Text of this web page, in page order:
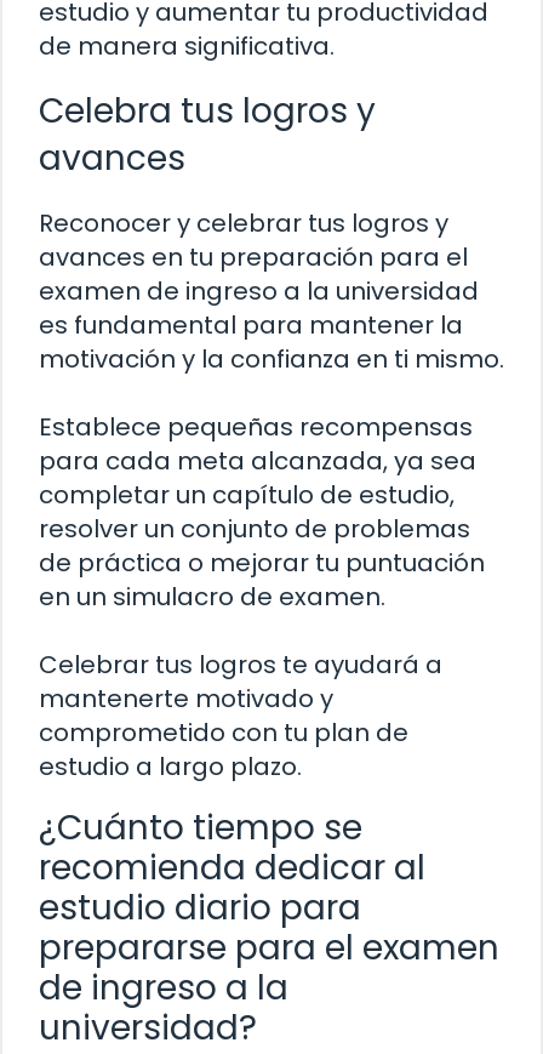
estudio y aumentar tu productividad
de manera significativa.
Celebra tus logros y
avances
Reconocer y celebrar tus logros y
avances en tu preparación para el
examen de ingreso a la universidad
es fundamental para mantener la
motivación y la confianza en ti mismo.
Establece pequeñas recompensas
para cada meta alcanzada, ya sea
completar un capítulo de estudio,
resolver un conjunto de problemas
de práctica o mejorar tu puntuación
en un simulacro de examen.
Celebrar tus logros te ayudará a
mantenerte motivado y
comprometido con tu plan de
estudio a largo plazo.
¿Cuánto tiempo se
recomienda dedicar al
estudio diario para
prepararse para el examen
de ingreso a la
universidad?